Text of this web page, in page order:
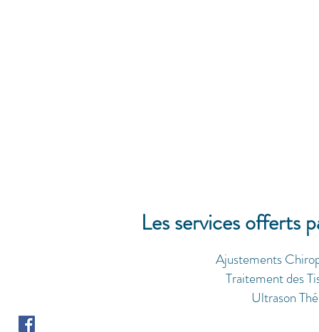
Les services offerts
Ajustements
Traitement des
Ultrason